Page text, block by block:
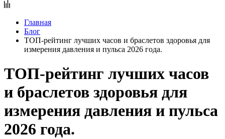
Главная
Блог
ТОП-рейтинг лучших часов и браслетов здоровья для
измерения давления и пульса 2026 года.
ТОП-рейтинг лучших часов
и браслетов здоровья для
измерения давления и пульса
2026 года.